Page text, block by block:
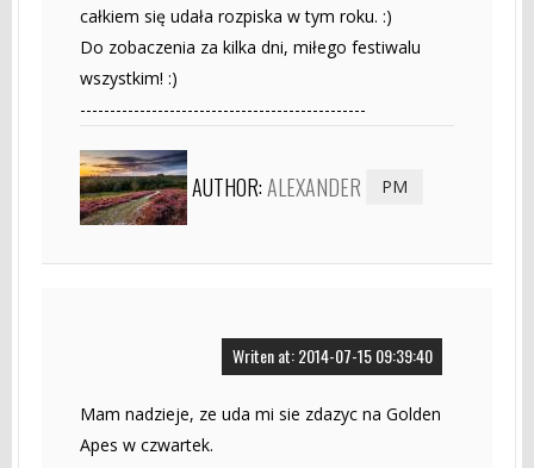
całkiem się udała rozpiska w tym roku. :)
Do zobaczenia za kilka dni, miłego festiwalu
wszystkim! :)
------------------------------------------------
AUTHOR:ALEXANDER PM
Writen at: 2014-07-15 09:39:40
Mam nadzieje, ze uda mi sie zdazyc na Golden
Apes w czwartek.